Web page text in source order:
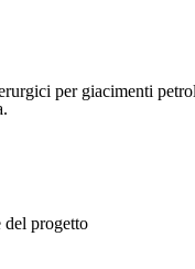
per giacimenti
del progetto